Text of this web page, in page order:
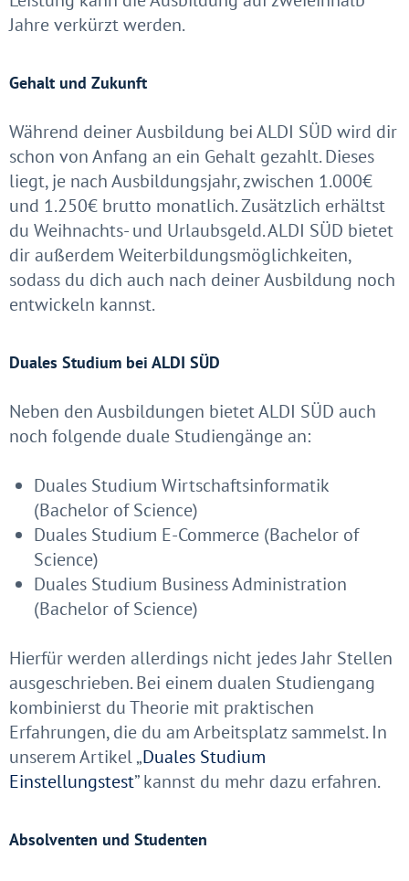
Jahre verkürzt werden.
Gehalt und Zukunft
Während deiner Ausbildung bei ALDI SÜD wird dir
schon von Anfang an ein Gehalt gezahlt. Dieses
liegt, je nach Ausbildungsjahr, zwischen 1.000€
und 1.250€ brutto monatlich. Zusätzlich erhältst
du Weihnachts- und Urlaubsgeld. ALDI SÜD bietet
dir außerdem Weiterbildungsmöglichkeiten,
sodass du dich auch nach deiner Ausbildung noch
entwickeln kannst.
Duales Studium bei ALDI SÜD
Neben den Ausbildungen bietet ALDI SÜD auch
noch folgende duale Studiengänge an:
Duales Studium Wirtschaftsinformatik
(Bachelor of Science)
Duales Studium E-Commerce (Bachelor of
Science)
Duales Studium Business Administration
(Bachelor of Science)
Hierfür werden allerdings nicht jedes Jahr Stellen
ausgeschrieben. Bei einem dualen Studiengang
kombinierst du Theorie mit praktischen
Erfahrungen, die du am Arbeitsplatz sammelst. In
unserem Artikel „Duales Studium
Einstellungstest”kannst du mehr dazu erfahren.
Absolventen und Studenten